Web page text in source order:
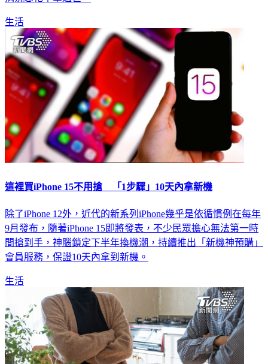
生活
這裡買iPhone 15不用搶 「1步驟」10天內拿新機
除了iPhone 12外，近代的新系列iPhone幾乎是依循慣例在每年
9月發布，隨著iPhone 15即將發表，不少民眾擔心無法第一時
間搶到手，神腦鎖定下半年換機潮，持續推出「新機神預購」
會員服務，保證10天內拿到新機。
生活